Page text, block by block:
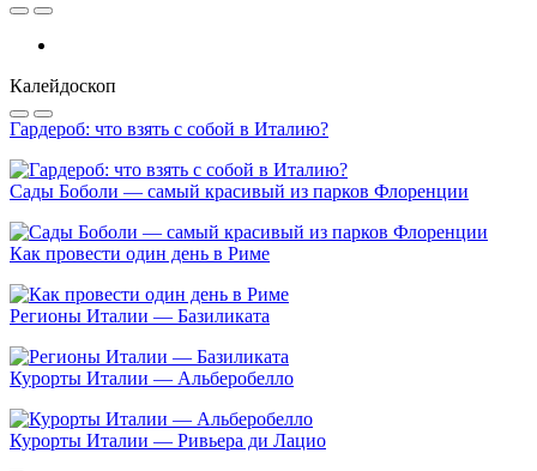
Калейдоскоп
Гардероб: что взять с собой в Италию?
Сады Боболи — самый красивый из парков Флоренции
Как провести один день в Риме
Регионы Италии — Базиликата
Курорты Италии — Альберобелло
Курорты Италии — Ривьера ди Лацио